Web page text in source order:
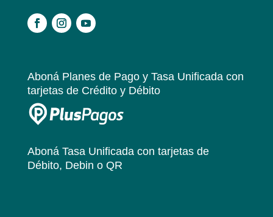
Aboná Planes de Pago y Tasa Unificadacon
tarjetas de Crédito y Débito
Aboná Tasa Unificadacon tarjetas de
Débito, Debin o QR